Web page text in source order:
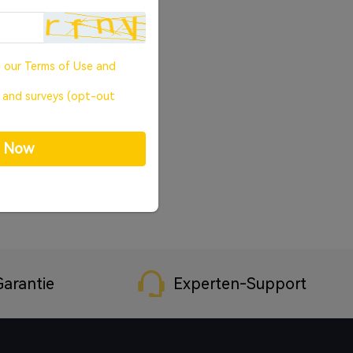
Experten-Support
our Terms of Use and
and surveys (opt-out
Now